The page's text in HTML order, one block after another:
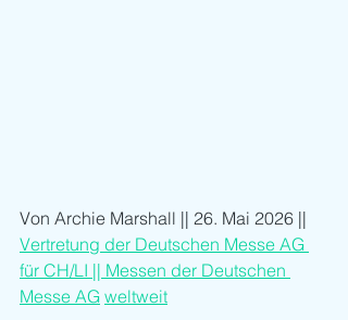
Von Archie Marshall || 26. Mai 2026 ||
Vertretung der Deutschen Messe AG
für CH/LI || Messen der Deutschen
Messe AG weltweit